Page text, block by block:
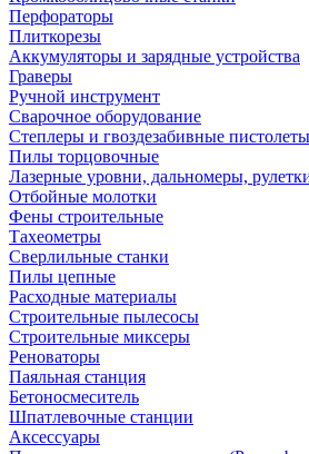
Перфораторы
Плиткорезы
Аккумуляторы и зарядные устройства
Граверы
Ручной инструмент
Сварочное оборудование
Степлеры и гвоздезабивные пистолеты
Пилы торцовочные
Лазерные уровни, дальномеры,
Отбойные молотки
Фены строительные
Тахеометры
Сверлильные станки
Пилы цепные
Расходные материалы
Строительные пылесосы
Строительные миксеры
Реноваторы
Паяльная станция
Бетоносмеситель
Шпатлевочные станции
Аксессуары